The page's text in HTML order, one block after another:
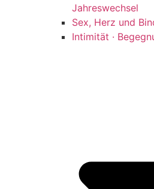
Jahreswechsel
Sex, Herz und
Intimität ·